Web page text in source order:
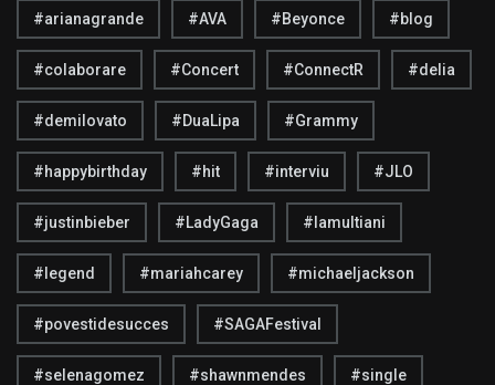
#arianagrande #AVA #Beyonce #blog
#colaborare #Concert #ConnectR #delia
#demilovato #DuaLipa #Grammy
#happybirthday #hit #interviu #JLO
#justinbieber #LadyGaga #lamultiani
#legend #mariahcarey #michaeljackson
#povestidesucces #SAGAFestival
#selenagomez #shawnmendes #single